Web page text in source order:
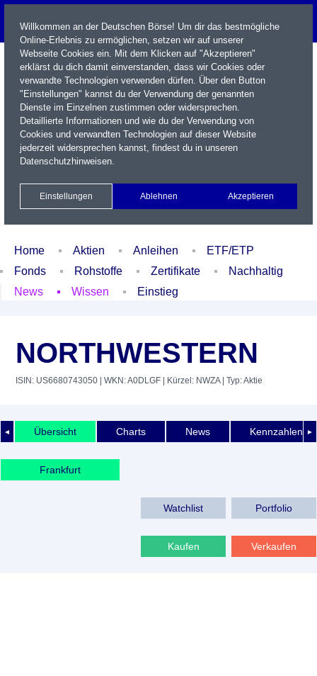
Name / WKN / ISIN / Kürzel
Xetra Realtime
Watchlist Portfolio Login
Home Aktien Anleihen
ETF/ETP
Fonds
Rohstoffe Zertifikate
Nachhaltig
News
Wissen Einstieg
NORTHWESTERN
ISIN: US6680743050 | WKN: A0DLGF | Kürzel: NWZA| Typ: Aktie
◄ ►
Übersicht Charts News Kennzahlen
Frankfurt
Watchlist Portfolio
Kaufen Verkaufen
Willkommen an der Deutschen Börse! Um dir das bestmögliche
Online-Erlebnis zu ermöglichen, setzen wir auf unserer
Webseite Cookies ein. Mit dem Klicken auf "Akzeptieren"
erklärst du dich damit einverstanden, dass wir Cookies oder
verwandte Technologien verwenden dürfen. Über den Button
"Einstellungen" kannst du der Verwendung der genannten
Dienste im Einzelnen zustimmen oder widersprechen.
Detaillierte Informationen und wie du der Verwendung von
Cookies und verwandten Technologien auf dieser Website
jederzeit widersprechen kannst, findest du in unseren
Datenschutzhinweisen.
Einstellungen Ablehnen Akzeptieren